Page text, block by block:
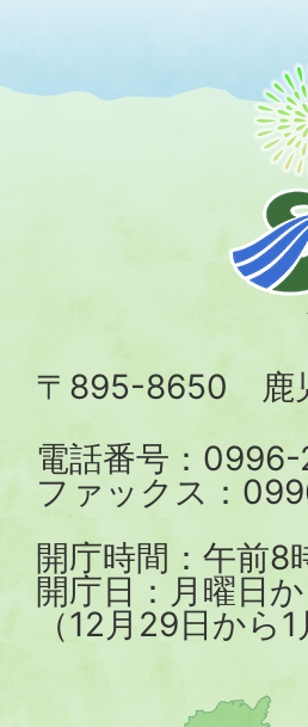
摩
川
〒895-8650 鹿
電話番号：0996-
ファックス：
開庁時間：午前8
開庁日：月曜日
（12月29日から